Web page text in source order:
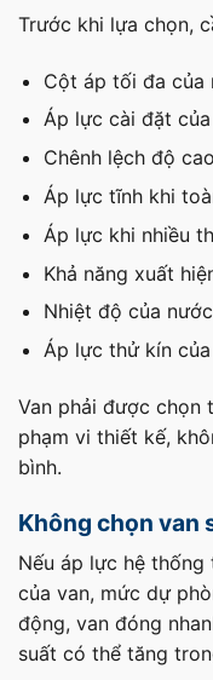
Trước khi lựa chọn,
Cột áp tối đa của
Áp lực cài đặt
Chênh lệch độ
Áp lực tĩnh khi
Áp lực khi nhiều
Khả năng xuất
Nhiệt độ của
Áp lực thử kín
Van phải được chọn
phạm vi thiết kế,
bình.
Không chọn van
Nếu áp lực hệ
của van, mức dự
động, van đóng
suất có thể tăng